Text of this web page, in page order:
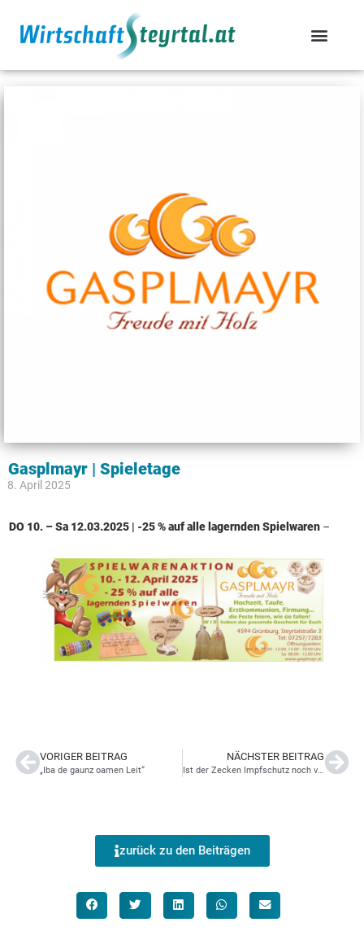
Gasplmayr | Spieletage
8. April 2025
DO 10. – Sa 12.03.2025 | -25 % auf alle lagernden Spielwaren –
VORIGER BEITRAG
„Iba de gaunz oamen Leit“
NÄCHSTER BEITRAG
Ist der Zecken Impfschutz noch vorhanden?
zurück zu den Beiträgen